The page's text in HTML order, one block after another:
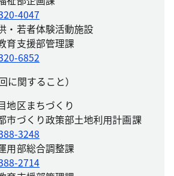
4047
・若者体験活動施設
育支援部管理課
6852
に関すること）
地区まちづくり
市づくり政策部土地利用計画課
3248
用部総合調整課
2714